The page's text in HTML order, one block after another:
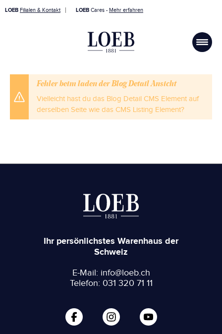
LOEB Filialen & Kontakt LOEB Cares - Mehr erfahren
Fehler beim laden der Blog Detail Ansicht
Vielleicht hast du das Blog Detail CMS Element auf
derselben Seite wie das CMS Listing Element?
Ihr persönlichstes Warenhaus der
Schweiz
E-Mail: info@loeb.ch
Telefon: 031 320 71 11